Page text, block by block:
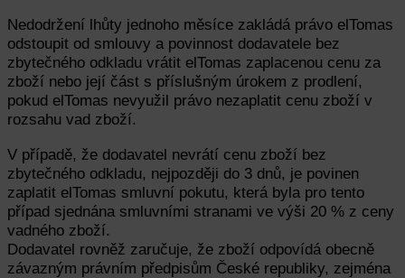
Nedodržení lhůty jednoho měsíce zakládá právo elTomas
odstoupit od smlouvy a povinnost dodavatele bez
zbytečného odkladu vrátit elTomas zaplacenou cenu za
zboží nebo její část s příslušným úrokem z prodlení,
pokud elTomas nevyužil právo nezaplatit cenu zboží v
rozsahu vad zboží.
V případě, že dodavatel nevrátí cenu zboží bez
zbytečného odkladu, nejpozději do 3 dnů, je povinen
zaplatit elTomas smluvní pokutu, která byla pro tento
případ sjednána smluvními stranami ve výši 20 % z ceny
vadného zboží.
Dodavatel rovněž zaručuje, že zboží odpovídá obecně
závazným právním předpisům České republiky, zejména